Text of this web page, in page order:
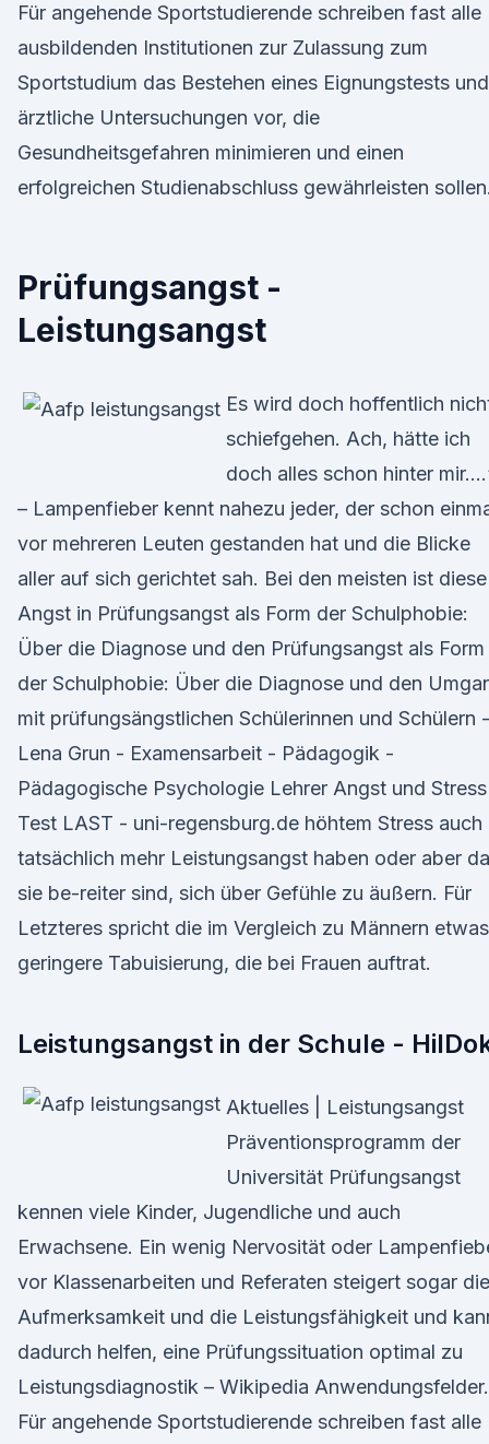
Für angehende Sportstudierende schreiben fast alle
ausbildenden Institutionen zur Zulassung zum
Sportstudium das Bestehen eines Eignungstests und
ärztliche Untersuchungen vor, die
Gesundheitsgefahren minimieren und einen
erfolgreichen Studienabschluss gewährleisten sollen.
Prüfungsangst -
Leistungsangst
Es wird doch hoffentlich
schiefgehen. Ach, hätte ich
doch alles schon hinter
– Lampenfieber kennt nahezu jeder, der schon
vor mehreren Leuten gestanden hat und die Blicke
aller auf sich gerichtet sah. Bei den meisten ist diese
Angst in Prüfungsangst als Form der Schulphobie:
Über die Diagnose und den Prüfungsangst als Form
der Schulphobie: Über die Diagnose und den
mit prüfungsängstlichen Schülerinnen und Schülern -
Lena Grun - Examensarbeit - Pädagogik -
Pädagogische Psychologie Lehrer Angst und Stress
Test LAST - uni-regensburg.de höhtem Stress auch
tatsächlich mehr Leistungsangst haben oder aber
sie be-reiter sind, sich über Gefühle zu äußern. Für
Letzteres spricht die im Vergleich zu Männern etwas
geringere Tabuisierung, die bei Frauen auftrat.
Leistungsangst in der Schule -
Aktuelles | Leistungsangst
Präventionsprogramm der
Universität Prüfungsangst
kennen viele Kinder, Jugendliche und auch
Erwachsene. Ein wenig Nervosität oder
vor Klassenarbeiten und Referaten steigert sogar die
Aufmerksamkeit und die Leistungsfähigkeit und
dadurch helfen, eine Prüfungssituation optimal zu
Leistungsdiagnostik – Wikipedia Anwendungsfelder.
Für angehende Sportstudierende schreiben fast alle